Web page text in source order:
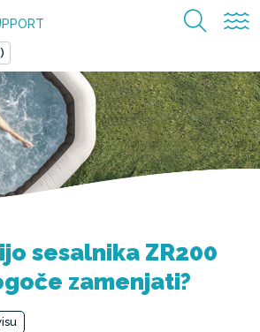
sesalnika ZR200
zamenjati?